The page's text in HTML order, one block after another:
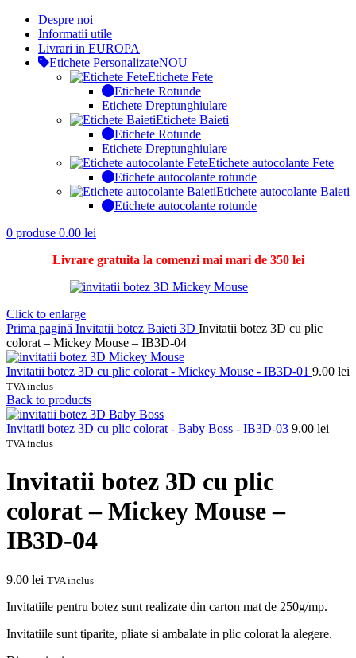
Despre noi
Informatii utile
Livrari in EUROPA
Etichete PersonalizateNOU
Etichete Fete
Etichete Rotunde
Etichete Dreptunghiulare
Etichete Baieti
Etichete Rotunde
Etichete Dreptunghiulare
Etichete autocolante Fete
Etichete autocolante rotunde
Etichete autocolante Baieti
Etichete autocolante rotunde
0 produse 0.00 lei
Livrare gratuita la comenzi mai mari de 350 lei
Click to enlarge
Prima pagină Invitatii botez Baieti 3D Invitatii botez 3D cu plic
colorat – Mickey Mouse – IB3D-04
Invitatii botez 3D cu plic colorat - Mickey Mouse - IB3D-01 9.00 lei
TVA inclus
Back to products
Invitatii botez 3D cu plic colorat - Baby Boss - IB3D-03 9.00 lei
TVA inclus
Invitatii botez 3D cu plic
colorat – Mickey Mouse –
IB3D-04
9.00 lei TVA inclus
Invitatiile pentru botez sunt realizate din carton mat de 250g/mp.
Invitatiile sunt tiparite, pliate si ambalate in plic colorat la alegere.